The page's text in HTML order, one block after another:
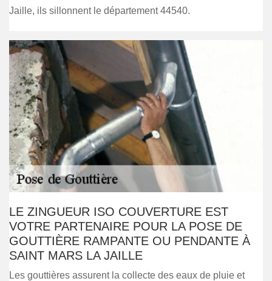
Jaille, ils sillonnent le département 44540.
LE ZINGUEUR ISO COUVERTURE EST
VOTRE PARTENAIRE POUR LA POSE DE
GOUTTIÈRE RAMPANTE OU PENDANTE À
SAINT MARS LA JAILLE
Les gouttières assurent la collecte des eaux de pluie et